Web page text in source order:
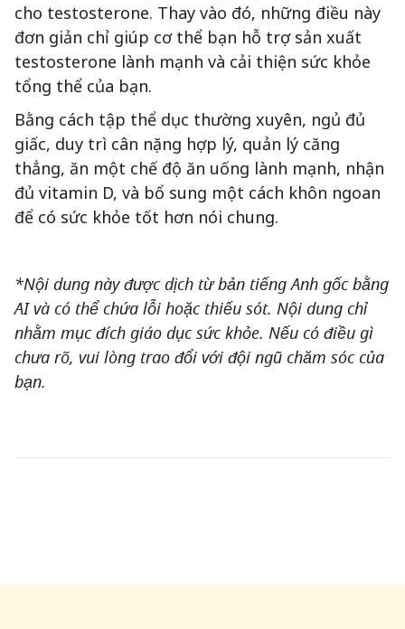
cho testosterone. Thay vào đó, những điều này
đơn giản chỉ giúp cơ thể bạn hỗ trợ sản xuất
testosterone lành mạnh và cải thiện sức khỏe
tổng thể của bạn.
Bằng cách tập thể dục thường xuyên, ngủ đủ
giấc, duy trì cân nặng hợp lý, quản lý căng
thẳng, ăn một chế độ ăn uống lành mạnh, nhận
đủ vitamin D, và bổ sung một cách khôn ngoan
để có sức khỏe tốt hơn nói chung.
*Nội dung này được dịch từ bản tiếng Anh gốc bằng
AI và có thể chứa lỗi hoặc thiếu sót. Nội dung chỉ
nhằm mục đích giáo dục sức khỏe. Nếu có điều gì
chưa rõ, vui lòng trao đổi với đội ngũ chăm sóc của
bạn.